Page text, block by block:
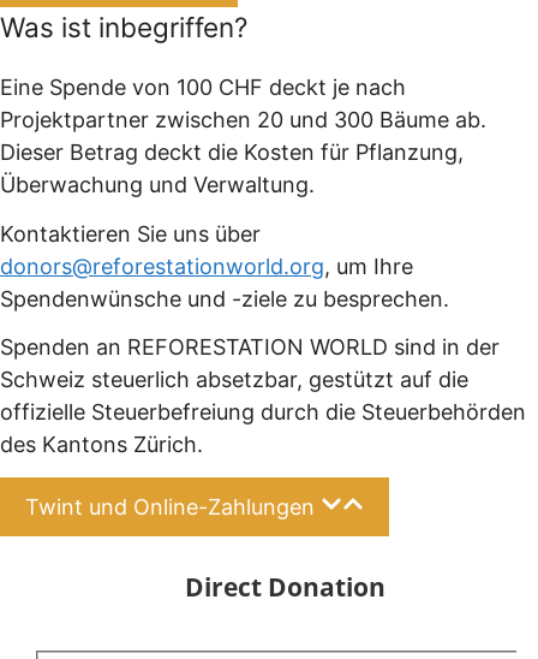
Was ist inbegriffen?
Eine Spende von 100 CHF deckt je nach
Projektpartner zwischen 20 und 300 Bäume ab.
Dieser Betrag deckt die Kosten für Pflanzung,
Überwachung und Verwaltung.
Kontaktieren Sie uns über
donors@reforestationworld.org, um Ihre
Spendenwünsche und -ziele zu besprechen.
Spenden an REFORESTATION WORLD sind in der
Schweiz steuerlich absetzbar, gestützt auf die
offizielle Steuerbefreiung durch die Steuerbehörden
des Kantons Zürich.
Twint und Online-Zahlungen